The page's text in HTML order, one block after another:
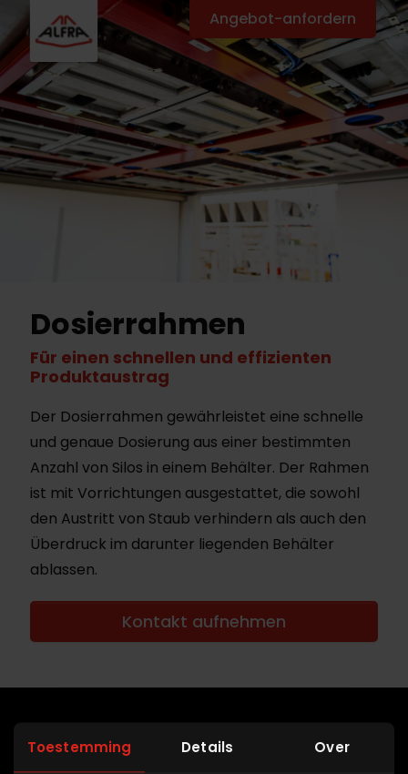
Toestemming Details Over
Angebot-anfordern
Dosierrahmen
Für einen schnellen und effizienten
Produktaustrag
Der Dosierrahmen gewährleistet eine schnelle
und genaue Dosierung aus einer bestimmten
Anzahl von Silos in einem Behälter. Der Rahmen
ist mit Vorrichtungen ausgestattet, die sowohl
den Austritt von Staub verhindern als auch den
Überdruck im darunter liegenden Behälter
ablassen.
Kontakt aufnehmen
Equipment